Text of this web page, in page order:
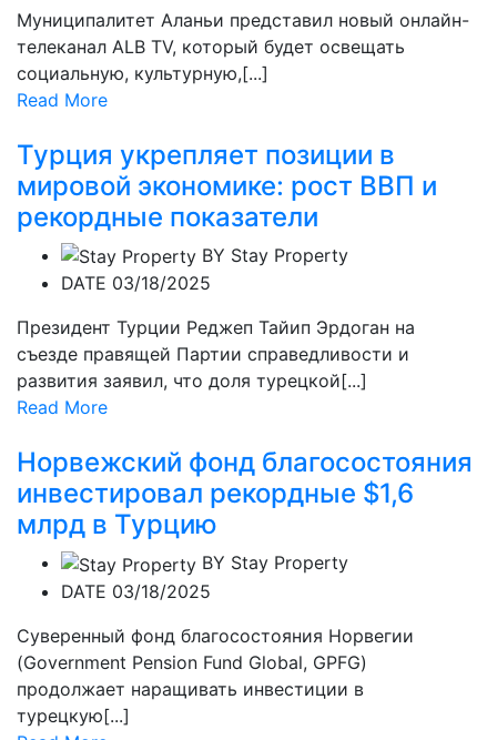
Муниципалитет Аланьи представил новый онлайн-
телеканал ALB TV, который будет освещать
социальную, культурную,[...]
Read More
Турция укрепляет позиции в
мировой экономике: рост ВВП и
рекордные показатели
BY Stay Property
DATE 03/18/2025
Президент Турции Реджеп Тайип Эрдоган на
съезде правящей Партии справедливости и
развития заявил, что доля турецкой[...]
Read More
Норвежский фонд благосостояния
инвестировал рекордные $1,6
млрд в Турцию
BY Stay Property
DATE 03/18/2025
Суверенный фонд благосостояния Норвегии
(Government Pension Fund Global, GPFG)
продолжает наращивать инвестиции в
турецкую[...]